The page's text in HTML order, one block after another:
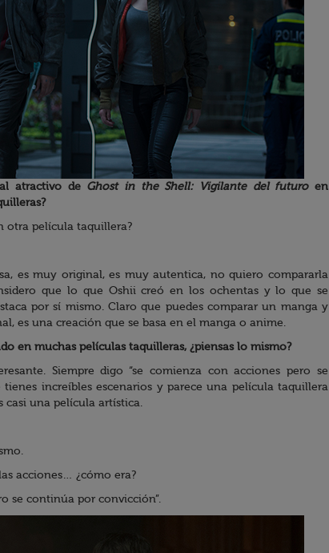
atractivo de Ghost in the Shell: Vigilante del futuroen
otra película taquillera?
es muy original, es muy autentica, no quiero compararla
que lo que Oshii creó en los ochentas y lo que se
por sí mismo. Claro que puedes comparar un manga y
es una creación que se basa en el manga o anime.
en muchas películas taquilleras, ¿piensas lo mismo?
Siempre digo “se comienza con acciones pero se
increíbles escenarios y parece una película taquillera
una película artística.
acciones… ¿cómo era?
se continúa por convicción”.